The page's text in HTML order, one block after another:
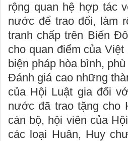
rộng quan hệ hợp tác
nước để trao đổi, làm
tranh chấp trên Biển
cho quan điểm của
biện pháp hòa bình,
Đánh giá cao những
của Hội Luật gia đối
nước đã trao tặng cho
cán bộ, hội viên của
các loại Huân, Huy